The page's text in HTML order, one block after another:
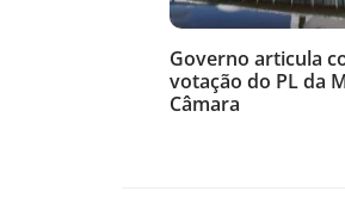
Governo articula
votação do PL da
Câmara